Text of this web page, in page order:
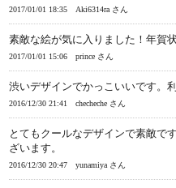
2017/01/01 18:35 Aki6314ra さん
素敵な絵が気に入りました！年賀
2017/01/01 15:06 prince さん
渋いデザインでかっこいいです。
2016/12/30 21:41 checheche さん
とてもクールなデザインで素敵で
ざいます。
2016/12/30 20:47 yunamiya さん